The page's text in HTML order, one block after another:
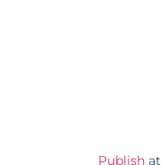
Publish at